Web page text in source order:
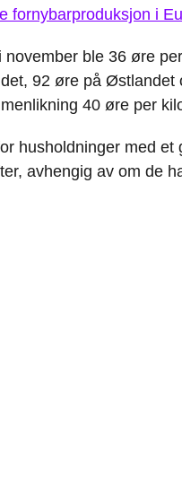
fornybarproduksjon i
ble 36 øre
92 øre på
40 øre per
husholdninger med
avhengig av om de